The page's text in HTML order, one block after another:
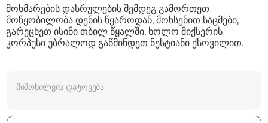
მოხმარების დასრულების შემდეგ გამორთეთ
მოწყობილობა დენის წყაროდან, მოხსენით საცმები,
გარეცხეთ ისინი თბილ წყალში, ხოლო მიქსერის
კორპუსი უბრალოდ გაწმინდეთ ნესტიანი ქსოვილით.